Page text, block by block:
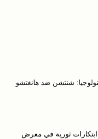
شنتشن ضد هانغتشو
ثورية في معرض